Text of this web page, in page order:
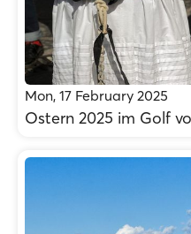
Mon, 17 February 2025
Ostern 2025 im Golf